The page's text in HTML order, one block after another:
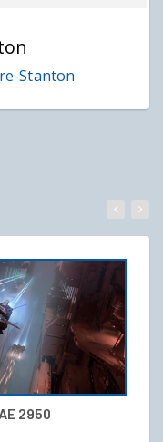
Stanton
2950
WARENKORB